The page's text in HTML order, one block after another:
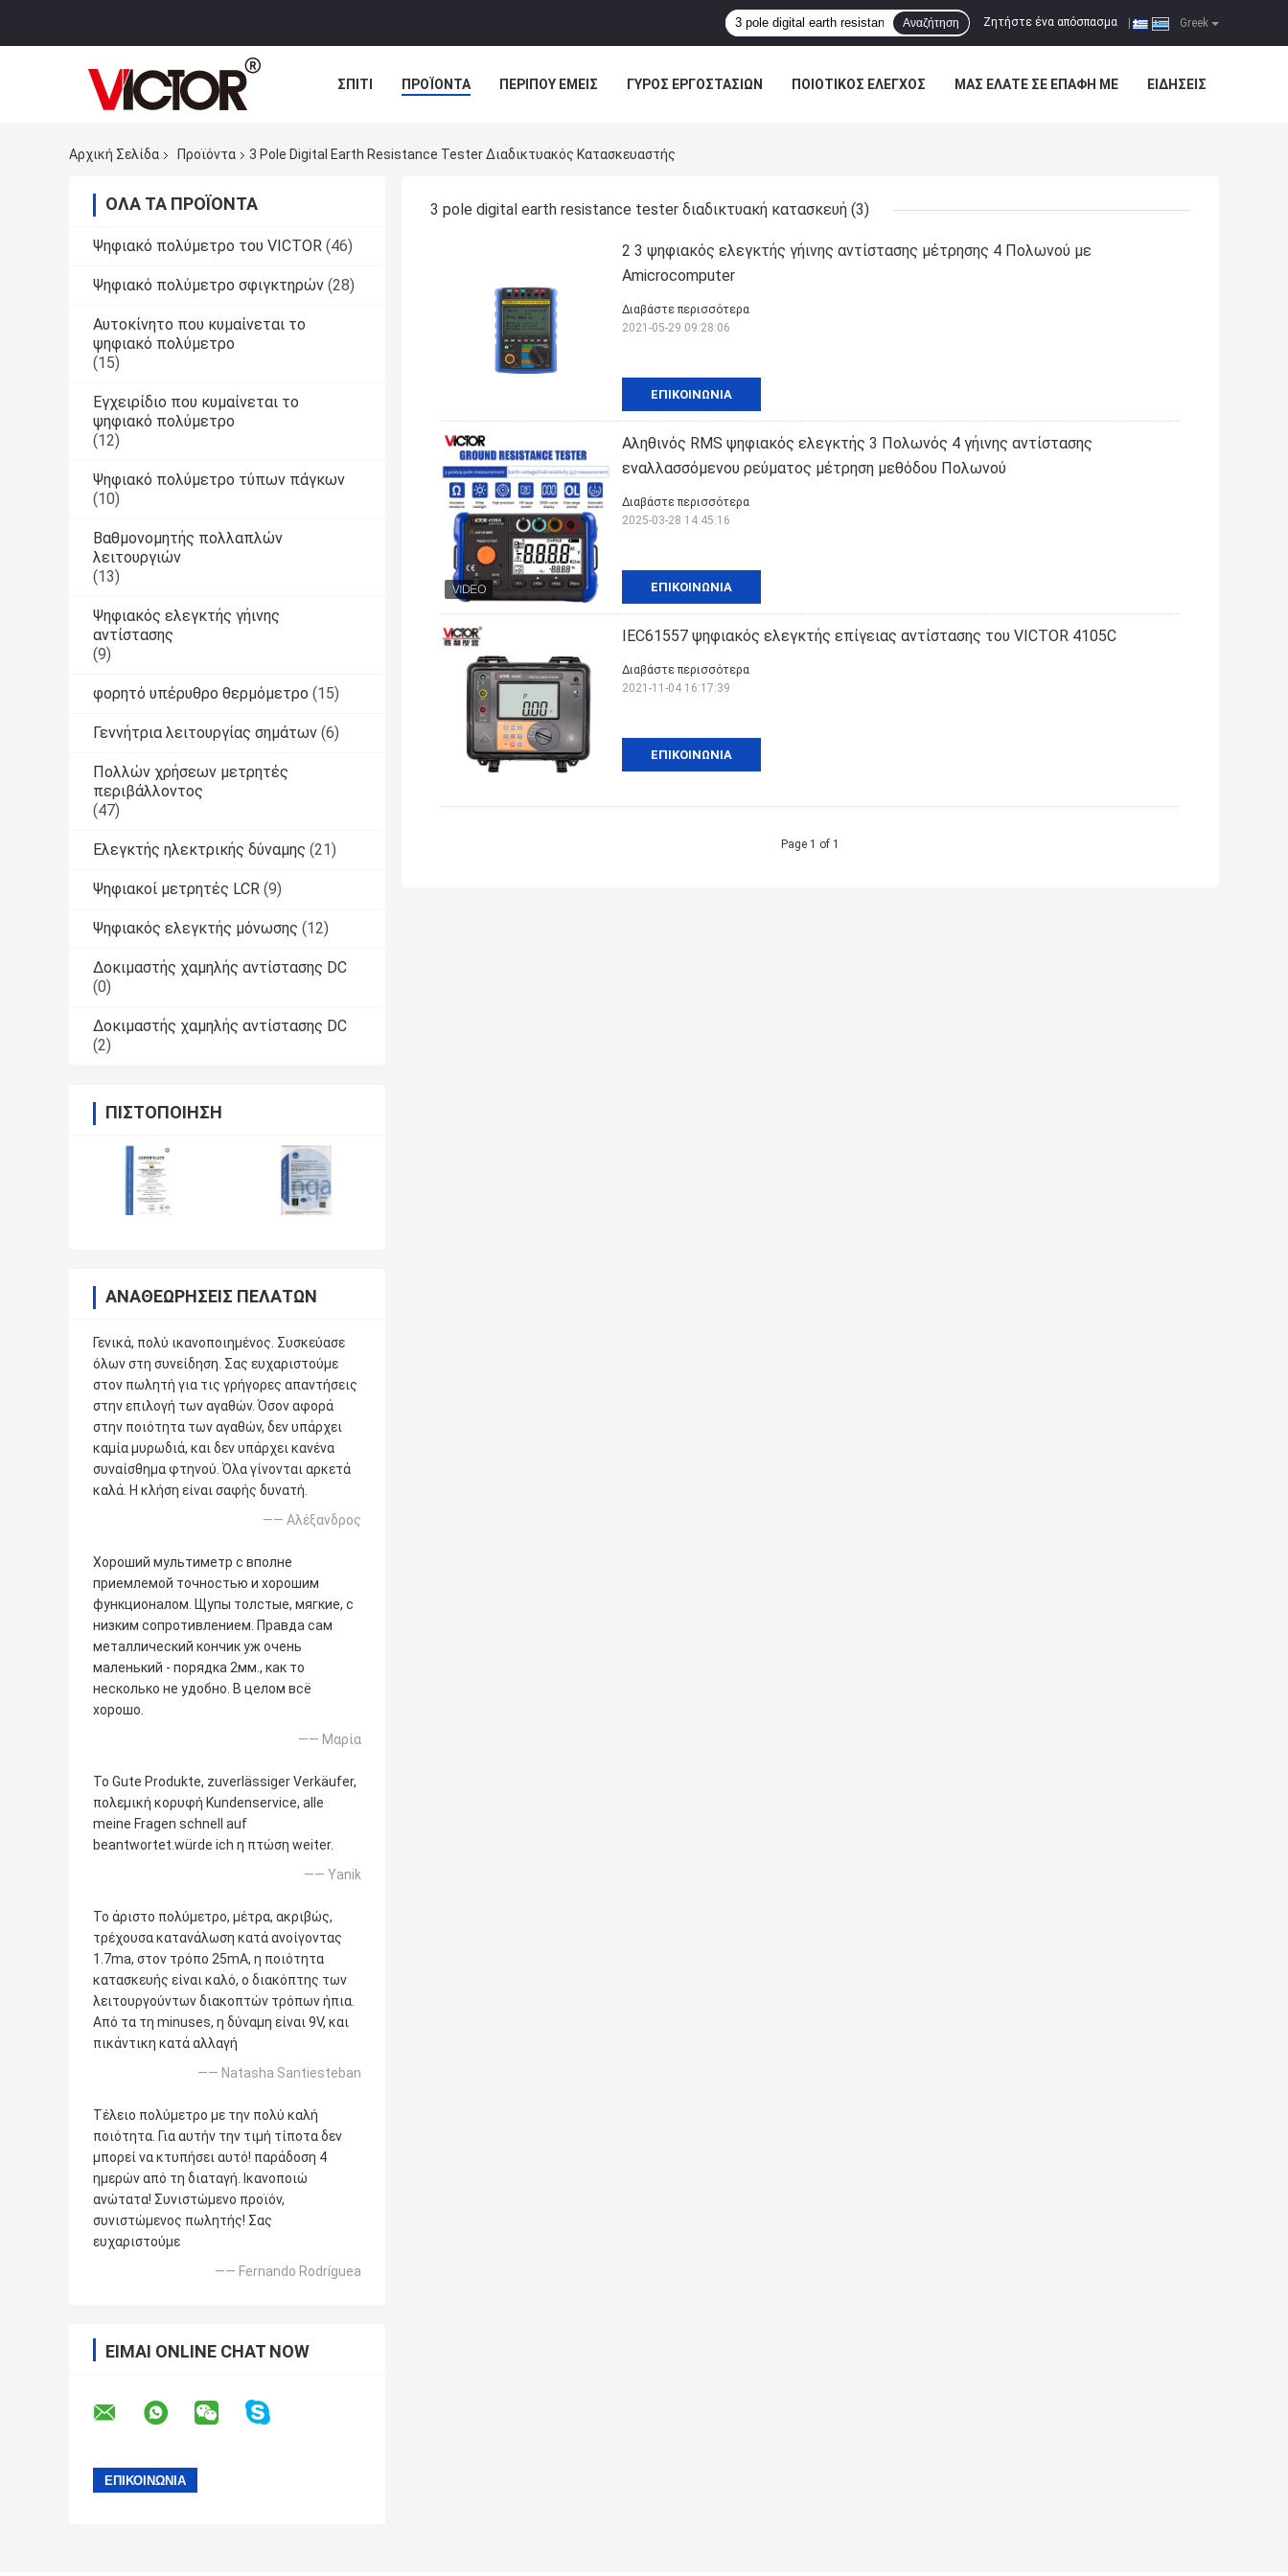
Greek
Ζητήστε ένα απόσπασμα
Αναζήτηση
ΣΠΊΤΙ ΠΡΟΪΌΝΤΑ ΠΕΡΊΠΟΥ ΕΜΕΊΣ ΓΎΡΟΣ ΕΡΓΟΣΤΑΣΊΩΝ ΠΟΙΟΤΙΚΌΣ ΈΛΕΓΧΟΣ ΜΑΣ ΕΛΆΤΕ ΣΕ ΕΠΑΦΉ ΜΕ ΕΙΔΉΣΕΙΣ
Αρχική Σελίδα
Προϊόντα 3 Pole Digital Earth Resistance Tester Διαδικτυακός Κατασκευαστής
ΌΛΑ ΤΑ ΠΡΟΪΌΝΤΑ
Ψηφιακό πολύμετρο του VICTOR (46)
Ψηφιακό πολύμετρο σφιγκτηρών (28)
Αυτοκίνητο που κυμαίνεται το
ψηφιακό πολύμετρο
(15)
Εγχειρίδιο που κυμαίνεται το
ψηφιακό πολύμετρο
(12)
Ψηφιακό πολύμετρο τύπων πάγκων
(10)
Βαθμονομητής πολλαπλών
λειτουργιών
(13)
Ψηφιακός ελεγκτής γήινης
αντίστασης
(9)
φορητό υπέρυθρο θερμόμετρο (15)
Γεννήτρια λειτουργίας σημάτων (6)
Πολλών χρήσεων μετρητές
περιβάλλοντος
(47)
Ελεγκτής ηλεκτρικής δύναμης (21)
Ψηφιακοί μετρητές LCR (9)
Ψηφιακός ελεγκτής μόνωσης (12)
Δοκιμαστής χαμηλής αντίστασης DC
(0)
Δοκιμαστής χαμηλής αντίστασης DC
(2)
ΠΙΣΤΟΠΟΊΗΣΗ
ΑΝΑΘΕΩΡΉΣΕΙΣ ΠΕΛΑΤΏΝ
Γενικά, πολύ ικανοποιημένος. Συσκεύασε
όλων στη συνείδηση. Σας ευχαριστούμε
στον πωλητή για τις γρήγορες απαντήσεις
στην επιλογή των αγαθών. Όσον αφορά
στην ποιότητα των αγαθών, δεν υπάρχει
καμία μυρωδιά, και δεν υπάρχει κανένα
συναίσθημα φτηνού. Όλα γίνονται αρκετά
καλά. Η κλήση είναι σαφής δυνατή.
—— Αλέξανδρος
Хороший мультиметр с вполне
приемлемой точностью и хорошим
функционалом. Щупы толстые, мягкие, с
низким сопротивлением. Правда сам
металлический кончик уж очень
маленький - порядка 2мм., как то
несколько не удобно. В целом всё
хорошо.
—— Μαρία
Το Gute Produkte, zuverlässiger Verkäufer,
πολεμική κορυφή Kundenservice, alle
meine Fragen schnell auf
beantwortet.würde ich η πτώση weiter.
—— Yanik
Το άριστο πολύμετρο, μέτρα, ακριβώς,
τρέχουσα κατανάλωση κατά ανοίγοντας
1.7ma, στον τρόπο 25mA, η ποιότητα
κατασκευής είναι καλό, ο διακόπτης των
λειτουργούντων διακοπτών τρόπων ήπια.
Από τα τη minuses, η δύναμη είναι 9V, και
πικάντικη κατά αλλαγή
—— Natasha Santiesteban
Τέλειο πολύμετρο με την πολύ καλή
ποιότητα. Για αυτήν την τιμή τίποτα δεν
μπορεί να κτυπήσει αυτό! παράδοση 4
ημερών από τη διαταγή. Ικανοποιώ
ανώτατα! Συνιστώμενο προϊόν,
συνιστώμενος πωλητής! Σας
ευχαριστούμε
—— Fernando Rodríguea
ΕΊΜΑΙ ONLINE CHAT NOW
3 pole digital earth resistance tester διαδικτυακή κατασκευή (3)
2 3 ψηφιακός ελεγκτής γήινης αντίστασης μέτρησης 4 Πολωνού με
Amicrocomputer
ΕΠΙΚΟΙΝΩΝΊΑ
Διαβάστε περισσότερα
2021-05-29 09:28:06
Αληθινός RMS ψηφιακός ελεγκτής 3 Πολωνός 4 γήινης αντίστασης
εναλλασσόμενου ρεύματος μέτρηση μεθόδου Πολωνού
ΕΠΙΚΟΙΝΩΝΊΑ
Διαβάστε περισσότερα
2025-03-28 14:45:16
IEC61557 ψηφιακός ελεγκτής επίγειας αντίστασης του VICTOR 4105C
ΕΠΙΚΟΙΝΩΝΊΑ
Διαβάστε περισσότερα
2021-11-04 16:17:39
Page 1 of 1